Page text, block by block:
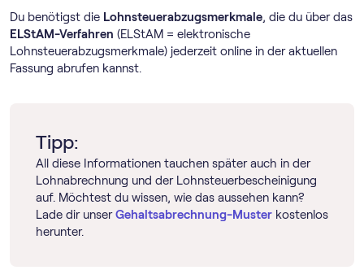
Du benötigst die Lohnsteuerabzugsmerkmale, die du über das
ELStAM-Verfahren (ELStAM = elektronische
Lohnsteuerabzugsmerkmale) jederzeit online in der aktuellen
Fassung abrufen kannst.
Tipp:
All diese Informationen tauchen später auch in der
Lohnabrechnung und der Lohnsteuerbescheinigung
auf. Möchtest du wissen, wie das aussehen kann?
Lade dir unserGehaltsabrechnung-Muster kostenlos
herunter.